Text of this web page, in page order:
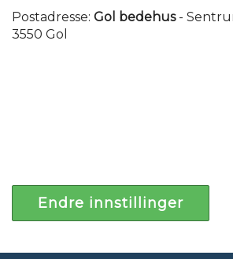
Postadresse: Gol bedehus-
3550 Gol
Endre innstillinger